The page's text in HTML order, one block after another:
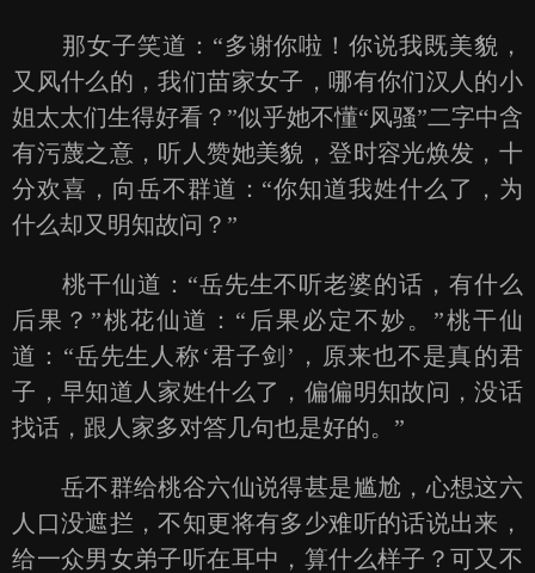
那女子笑道：“多谢你啦！你说我既美貌，
又风什么的，我们苗家女子，哪有你们汉人的小
姐太太们生得好看？”似乎她不懂“风骚”二字中含
有污蔑之意，听人赞她美貌，登时容光焕发，十
分欢喜，向岳不群道：“你知道我姓什么了，为
什么却又明知故问？”
桃干仙道：“岳先生不听老婆的话，有什么
后果？”桃花仙道：“后果必定不妙。”桃干仙
道：“岳先生人称‘君子剑’，原来也不是真的君
子，早知道人家姓什么了，偏偏明知故问，没话
找话，跟人家多对答几句也是好的。”
岳不群给桃谷六仙说得甚是尴尬，心想这六
人口没遮拦，不知更将有多少难听的话说出来，
给一众男女弟子听在耳中，算什么样子？可又不